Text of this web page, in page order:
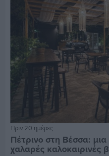
Πριν 20 ημέρες
Πέτρινο στη Βέσσα:
χαλαρές καλοκαιρινές